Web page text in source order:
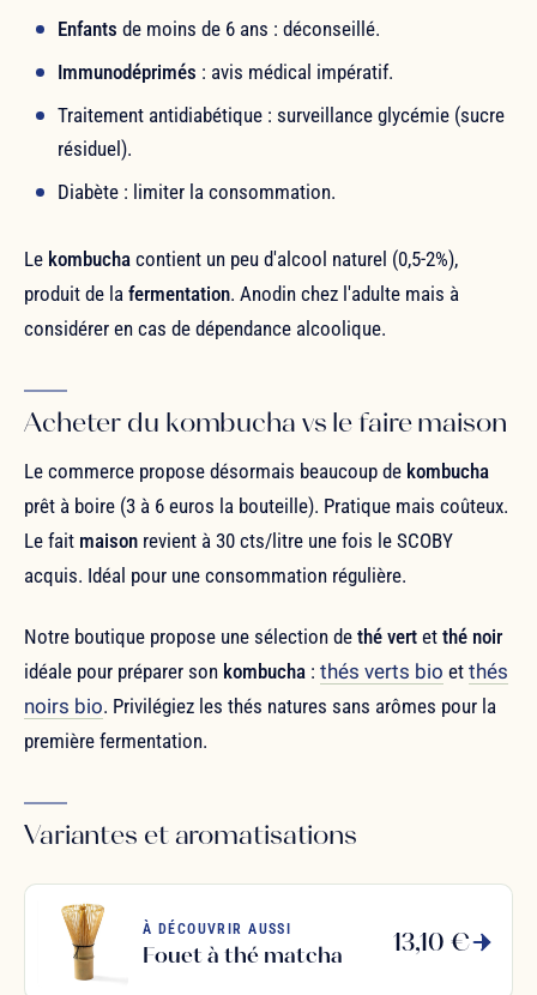
Enfants de moins de 6 ans : déconseillé.
Immunodéprimés : avis médical impératif.
Traitement antidiabétique : surveillance glycémie (sucre
résiduel).
Diabète : limiter la consommation.
Le kombucha contient un peu d'alcool naturel (0,5-2%),
produit de la fermentation. Anodin chez l'adulte mais à
considérer en cas de dépendance alcoolique.
Acheter du kombucha vs le faire maison
Le commerce propose désormais beaucoup de kombucha
prêt à boire (3 à 6 euros la bouteille). Pratique mais coûteux.
Le fait maison revient à 30 cts/litre une fois le SCOBY
acquis. Idéal pour une consommation régulière.
Notre boutique propose une sélection de thé vert et thé noir
idéale pour préparer son kombucha : thés verts bio et thés
noirs bio. Privilégiez les thés natures sans arômes pour la
première fermentation.
Variantes et aromatisations
À DÉCOUVRIR AUSSI
Fouet à thé matcha 13,10 €